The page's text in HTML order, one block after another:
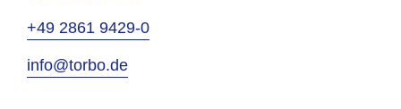
+49 2861 9429-0
info@torbo.de